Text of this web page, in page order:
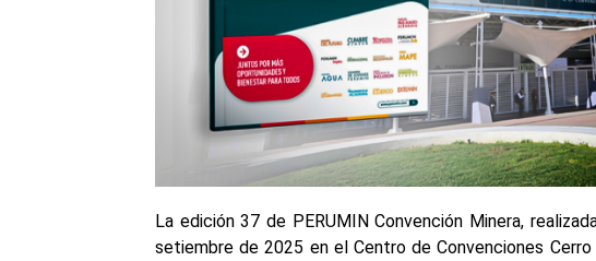
La edición 37 de PERUMIN Convención Minera,
setiembre de 2025 en el Centro de Convenciones Cerro